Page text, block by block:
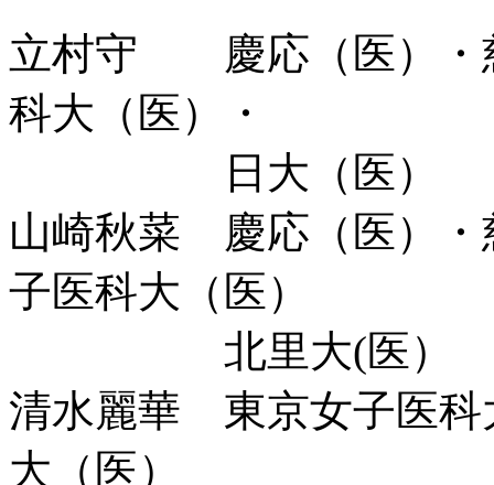
立村守 慶応（医）・
科大（医）・
日大（医）
山崎秋菜 慶応（医）・
子医科大（医）
北里大(医）
清水麗華 東京女子医科
大（医）